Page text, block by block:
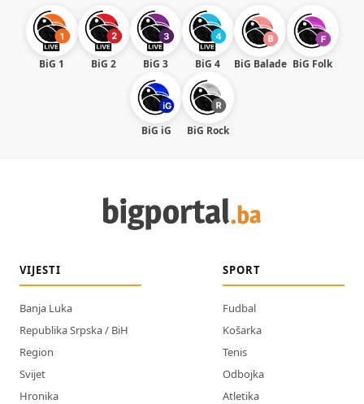
BiG 1 BiG 2 BiG 3 BiG 4 BiG Balade BiG Folk
BiG iG BiG Rock
VIJESTI
Banja Luka
Republika Srpska / BiH
Region
Svijet
Hronika
SPORT
Fudbal
Košarka
Tenis
Odbojka
Atletika